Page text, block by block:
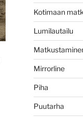
Kotimaan
Lumilautailu
Mirrorline
Piha
Puutarha